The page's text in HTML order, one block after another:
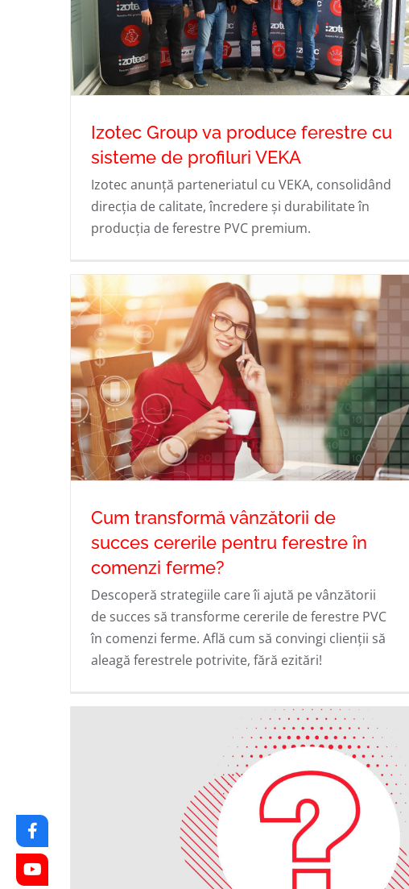
Izotec Group va produce ferestre cu
sisteme de profiluri VEKA
Izotec Group va produce ferestre cu
sisteme de profiluri VEKA
Izotec anunță parteneriatul cu VEKA, consolidând
direcția de calitate, încredere și durabilitate în
producția de ferestre PVC premium.
Cum transformă vânzătorii de succes
cererile pentru ferestre în comenzi
ferme?
Cum transformă vânzătorii de
succes cererile pentru ferestre în
comenzi ferme?
Descoperă strategiile care îi ajută pe vânzătorii
de succes să transforme cererile de ferestre PVC
în comenzi ferme. Află cum să convingi clienții să
aleagă ferestrele potrivite, fără ezitări!